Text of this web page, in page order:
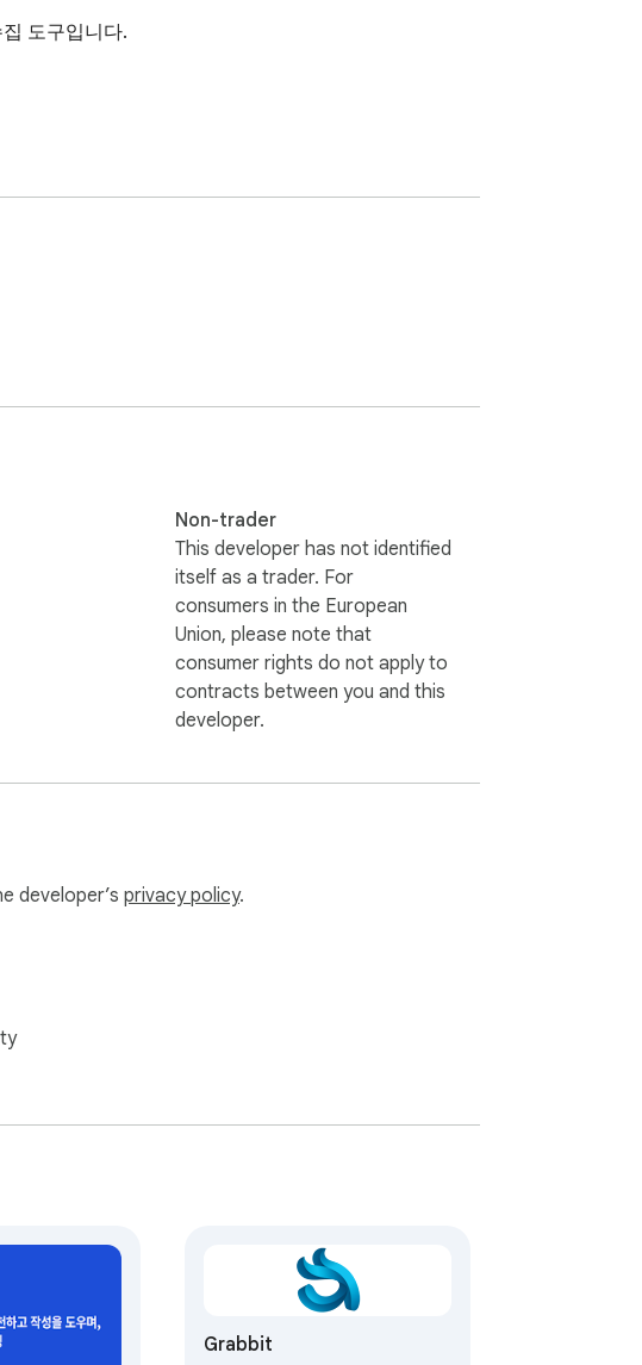
도구입니다.
Non-trader
This developer has not identified
itself as a trader. For
consumers in the European
Union, please note that
consumer rights do not apply to
contracts between you and this
developer.
developer’s privacy policy.
Grabbit